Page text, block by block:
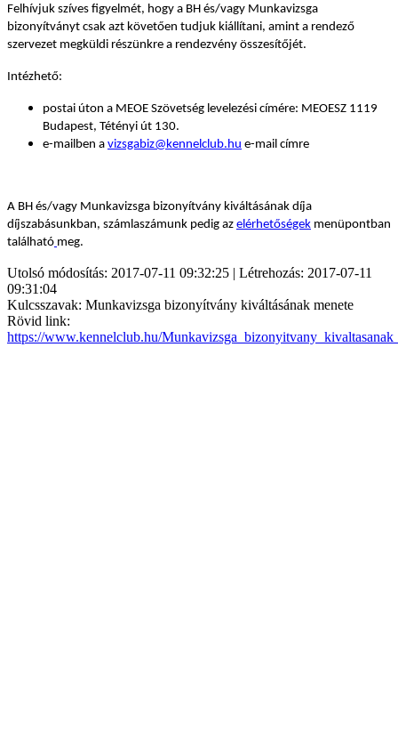
Felhívjuk szíves figyelmét, hogy a BH és/vagy Munkavizsga
bizonyítványt csak azt követően tudjuk kiállítani, amint a rendező
szervezet megküldi részünkre a rendezvény összesítőjét.
Intézhető:
postai úton a MEOE Szövetség levelezési címére: MEOESZ 1119
Budapest, Tétényi út 130.
e-mailben a vizsgabiz@kennelclub.hu e-mail címre
A BH és/vagy Munkavizsga bizonyítvány kiváltásának díja
díjszabásunkban, számlaszámunk pedig az elérhetőségek menüpontban
található meg.
Utolsó módosítás: 2017-07-11 09:32:25 | Létrehozás: 2017-07-11
09:31:04
Kulcsszavak: Munkavizsga bizonyítvány kiváltásának menete
Rövid link:
https://www.kennelclub.hu/